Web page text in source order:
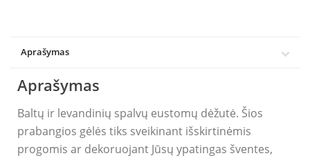
Aprašymas
Aprašymas
Baltų ir levandinių spalvų eustomų dėžutė. Šios
prabangios gėlės tiks sveikinant išskirtinėmis
progomis ar dekoruojant Jūsų ypatingas šventes,